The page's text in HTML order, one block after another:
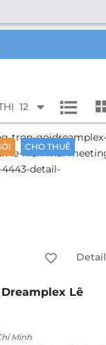
12
CHO THUÊ
Detail
Dreamplex Lê
Minh